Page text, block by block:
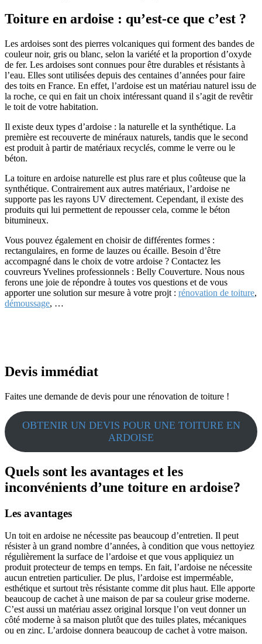
Toiture en ardoise : qu’est-ce que c’est ?
Les ardoises sont des pierres volcaniques qui forment des bandes de
couleur noir, gris ou blanc, selon la variété et la proportion d’oxyde
de fer. Les ardoises sont connues pour être durables et résistants à
l’eau. Elles sont utilisées depuis des centaines d’années pour faire
des toits en France. En effet, l’ardoise est un matériau naturel issu de
la roche, ce qui en fait un choix intéressant quand il s’agit de revêtir
le toit de votre habitation.
Il existe deux types d’ardoise : la naturelle et la synthétique. La
première est recouverte de minéraux naturels, tandis que le second
est produit à partir de matériaux recyclés, comme le verre ou le
béton.
La toiture en ardoise naturelle est plus rare et plus coûteuse que la
synthétique. Contrairement aux autres matériaux, l’ardoise ne
supporte pas les rayons UV directement. Cependant, il existe des
produits qui lui permettent de repousser cela, comme le béton
bitumineux.
Vous pouvez également en choisir de différentes formes :
rectangulaires, en forme de lauzes ou écaille. Besoin d’être
accompagné dans le choix de votre ardoise ? Contactez les
couvreurs Yvelines professionnels : Belly Couverture. Nous nous
ferons une joie de répondre à toutes vos questions et de vous
apporter une solution sur mesure à votre projt : rénovation de toiture,
démoussage, …
Devis immédiat
Faites une demande de devis pour une rénovation de toiture !
OBTENIR UN DEVIS POUR UNE TOITURE EN
ARDOISE
Quels sont les avantages et les
inconvénients d’une toiture en ardoise?
Les avantages
Un toit en ardoise ne nécessite pas beaucoup d’entretien. Il peut
résister à un grand nombre d’années, à condition que vous nettoyiez
régulièrement la surface de l’ardoise et que vous appliquiez un
produit protecteur de temps en temps. En fait, l’ardoise ne nécessite
aucun entretien particulier. De plus, l’ardoise est imperméable,
esthétique et surtout très résistante comme dit plus haut. Elle apporte
beaucoup de cachet à une maison de par sa couleur grise moderne.
C’est aussi un matériau assez original lorsque l’on veut donner un
côté moderne à sa maison plutôt que des tuiles plates, mécaniques
ou en zinc. L’ardoise donnera beaucoup de cachet à votre maison.